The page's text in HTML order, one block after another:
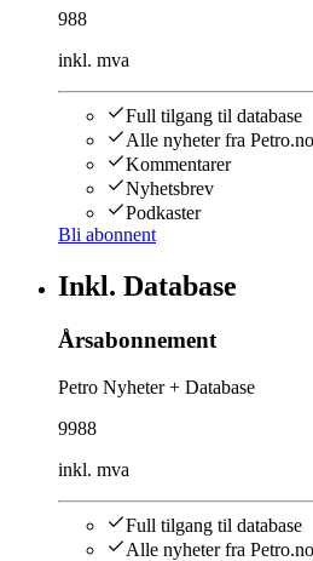
988
inkl. mva
Full tilgang til database
Alle nyheter fra Petro.no
Kommentarer
Nyhetsbrev
Podkaster
Bli abonnent
Inkl. Database
Årsabonnement
Petro Nyheter + Database
9988
inkl. mva
Full tilgang til database
Alle nyheter fra Petro.no